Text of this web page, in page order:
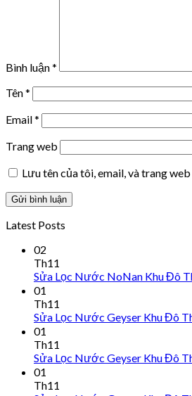
Bình luận*
Tên*
Email*
Trang web
Lưu tên của tôi, email, và trang
Latest Posts
02
Th11
Sửa Lọc Nước NoNan Khu Đô
01
Th11
Sửa Lọc Nước Geyser Khu Đô
01
Th11
Sửa Lọc Nước Geyser Khu Đô
01
Th11